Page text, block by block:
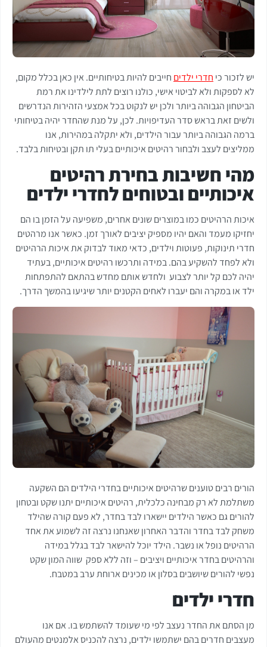
יש לזכור כי חדרי ילדים חייבים להיות בטיחותיים. אין כאן בכלל מקום,
לא לספקות ולא לביטוי אישי, כולנו רוצים לתת לילדינו את רמת
הביטחון הגבוהה ביותר ולכן יש לנקוט בכל אמצעי הזהירות הנדרשים
ולשים זאת בראש סדר העדיפויות. לכן, על מנת שהחדר יהיה בטיחותי
ברמה הגבוהה ביותר עבור הילדים, ולא יתקלה במהירות, אנו
ממליצים לעצב ולבחור רהיטים איכותיים בעלי תו תקן ובטיחות בלבד.
מהי חשיבות בחירת רהיטים
איכותיים ובטוחים לחדרי ילדים
איכות הרהיטים כמו במוצרים שונים אחרים, משפיעה על הזמן בו הם
יחזיקו מעמד והאם יהיו מספיק יציבים לאורך זמן. כאשר אנו מרהטים
חדרי תינוקות, פעוטות וילדים, כדאי מאוד לבדוק את איכות הרהיטים
ולא לפחד להשקיע בהם. במידה ותרכשו רהיטים איכותיים, בעתיד
יהיה לכם קל יותר לצבוע ולחדש אותם מחדש בהתאם להתפתחות
ילד או במקרה והם יעברו לאחים הקטנים יותר שיגיעו בהמשך הדרך.
הורים רבים טוענים שרהיטים איכותיים בחדרי הילדים הם השקעה
משתלמת לא רק מבחינה כלכלית, רהיטים איכותיים יתנו שקט ובטחון
להורים גם כאשר הילדים יישארו לבד בחדר, לא פעם קורה שהילד
משחק לבד בחדר והדבר האחרון שאנחנו נרצה זה לשמוע את אחד
הרהיטים נופל או נשבר. הילד יוכל להישאר לבד בגלל במידה
והרהיטים בחדר איכותיים ויציבים – וזה ללא ספק שווה המון שקט
נפשי להורים שיושבים בסלון או מכינים ארוחת ערב במטבח.
חדרי ילדים
מן הסתם את החדר נעצב לפי מי שעומד להשתמש בו. אם אנו
מעצבים חדרים בהם ישתמשו ילדים, נרצה להכניס אלמנטים מהעולם